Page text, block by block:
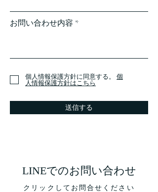
お問い合わせ内容
個人情報保護方針に同意する。
個
人情報保護方針はこちら
送信する
LINEでのお問い合わせ
​クリックしてお問合せください